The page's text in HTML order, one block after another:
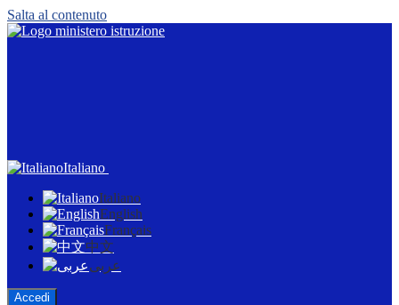
Salta al contenuto
Italiano
Italiano
English
Français
中文
عربى
Accedi